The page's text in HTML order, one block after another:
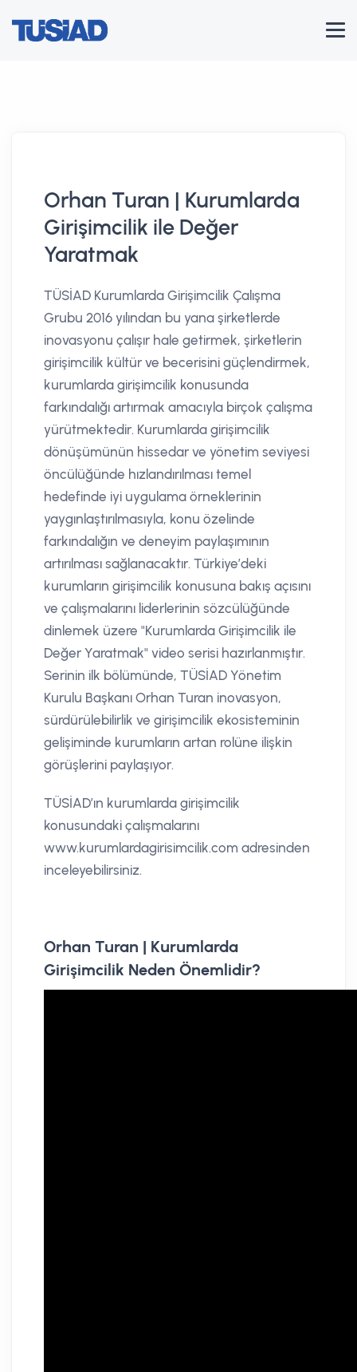
Orhan Turan | Kurumlarda
Girişimcilik ile Değer
Yaratmak
TÜSİAD Kurumlarda Girişimcilik Çalışma
Grubu 2016 yılından bu yana şirketlerde
inovasyonu çalışır hale getirmek, şirketlerin
girişimcilik kültür ve becerisini güçlendirmek,
kurumlarda girişimcilik konusunda
farkındalığı artırmak amacıyla birçok çalışma
yürütmektedir. Kurumlarda girişimcilik
dönüşümünün hissedar ve yönetim seviyesi
öncülüğünde hızlandırılması temel
hedefinde iyi uygulama örneklerinin
yaygınlaştırılmasıyla, konu özelinde
farkındalığın ve deneyim paylaşımının
artırılması sağlanacaktır. Türkiye’deki
kurumların girişimcilik konusuna bakış açısını
ve çalışmalarını liderlerinin sözcülüğünde
dinlemek üzere "Kurumlarda Girişimcilik ile
Değer Yaratmak" video serisi hazırlanmıştır.
Serinin ilk bölümünde, TÜSİAD Yönetim
Kurulu Başkanı Orhan Turan inovasyon,
sürdürülebilirlik ve girişimcilik ekosisteminin
gelişiminde kurumların artan rolüne ilişkin
görüşlerini paylaşıyor.
TÜSİAD’ın kurumlarda girişimcilik
konusundaki çalışmalarını
www.kurumlardagirisimcilik.com adresinden
inceleyebilirsiniz.
Orhan Turan | Kurumlarda
Girişimcilik Neden Önemlidir?